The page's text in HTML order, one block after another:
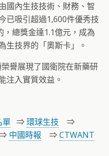
國內生技技術、財務、智
已吸引超過1,600件優秀技
總獎金達1.1億元，成為
生技界的「奧斯卡」。
譽展現了國衛院在新藥研
注入實質效益。
單 ⇒環球生技 ⇒
中國時報 ⇒CTWANT